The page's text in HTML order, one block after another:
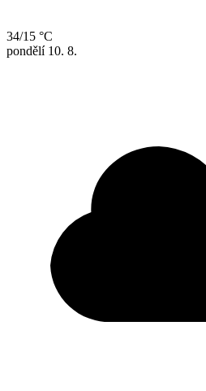
34/15 °C
pondělí 10. 8.